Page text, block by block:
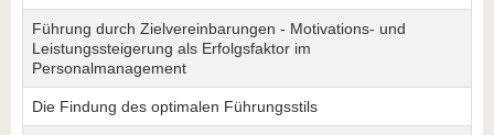
Führung durch Zielvereinbarungen - Motivations- und
Leistungssteigerung als Erfolgsfaktor im
Personalmanagement
Die Findung des optimalen Führungsstils